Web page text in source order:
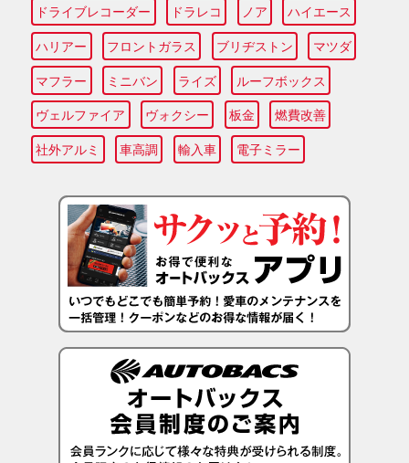
ドライブレコーダー ドラレコ ノア ハイエース
ハリアー フロントガラス ブリヂストン マツダ
マフラー ミニバン ライズ ルーフボックス
ヴェルファイア ヴォクシー 板金 燃費改善
社外アルミ 車高調 輸入車 電子ミラー